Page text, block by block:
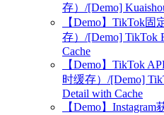
存）/[Demo]
【Demo】TikTok
存）/[Demo] TikTok
Cache
【Demo】TikTok
时缓存）/[Demo]
Detail with Cache
【Demo】